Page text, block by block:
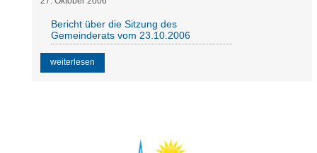
Bericht über die Sitzung des
Gemeinderats vom 23.10.2006
weiterlesen